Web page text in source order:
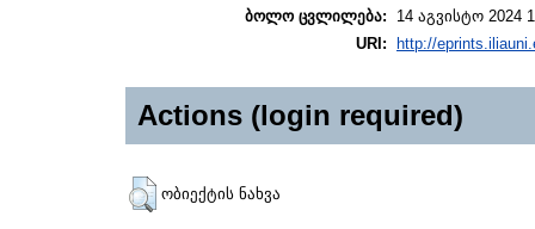
ბოლო ცვლილება:
14 აგვისტო 2024
URI:
http://
Actions (login required)
ობიექტის ნახვა